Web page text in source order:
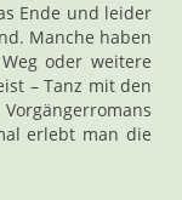
Ende und leider
Manche haben
oder weitere
– Tanz mit den
erlebt man die